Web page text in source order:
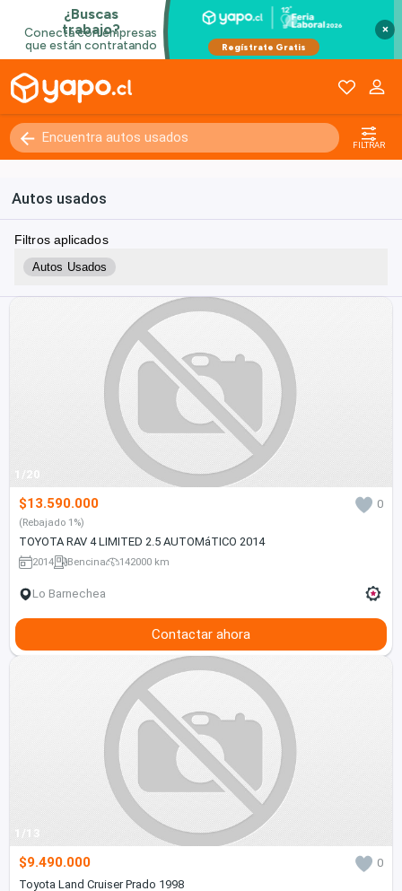
×
FILTRAR
Autos usados
Filtros aplicados
Autos Usados
1/20
$13.590.000 0
(Rebajado 1%)
TOYOTA RAV 4 LIMITED 2.5 AUTOMáTICO 2014
2014 Bencina 142000 km
Lo Barnechea
Contactar ahora
1/13
$9.490.000
0
Toyota Land Cruiser Prado 1998